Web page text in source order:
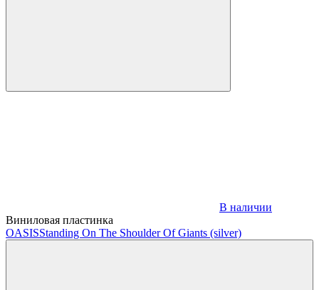
В наличии
Виниловая пластинка
OASISStanding On The Shoulder Of Giants (silver)